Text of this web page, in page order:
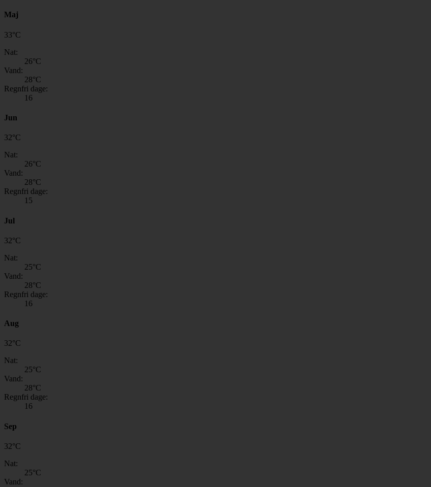
Maj
33°C
Nat:
26°C
Vand:
28°C
Regnfri dage:
16
Jun
32°C
Nat:
26°C
Vand:
28°C
Regnfri dage:
15
Jul
32°C
Nat:
25°C
Vand:
28°C
Regnfri dage:
16
Aug
32°C
Nat:
25°C
Vand:
28°C
Regnfri dage:
16
Sep
32°C
Nat:
25°C
Vand: